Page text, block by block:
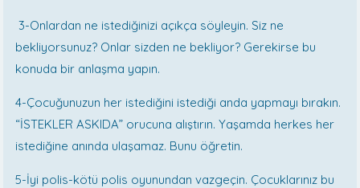
3-Onlardan ne istediğinizi açıkça söyleyin. Siz ne
bekliyorsunuz? Onlar sizden ne bekliyor? Gerekirse bu
konuda bir anlaşma yapın.
4-Çocuğunuzun her istediğini istediği anda yapmayı bırakın.
“İSTEKLER ASKIDA” orucuna alıştırın. Yaşamda herkes her
istediğine anında ulaşamaz. Bunu öğretin.
5-İyi polis-kötü polis oyunundan vazgeçin. Çocuklarınız bu